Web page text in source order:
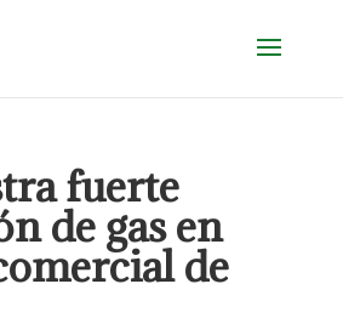
fuerte
de gas en
de